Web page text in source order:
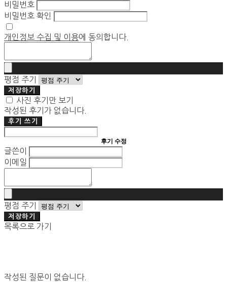
비밀번호
비밀번호 확인
개인정보 수집 및 이용에 동의합니다.
평점 주기
저장하기
사진 후기만 보기
작성된 후기가 없습니다.
후기 쓰기
후기 수정
글쓴이
이메일
평점 주기
저장하기
목록으로 가기
작성된 질문이 없습니다.